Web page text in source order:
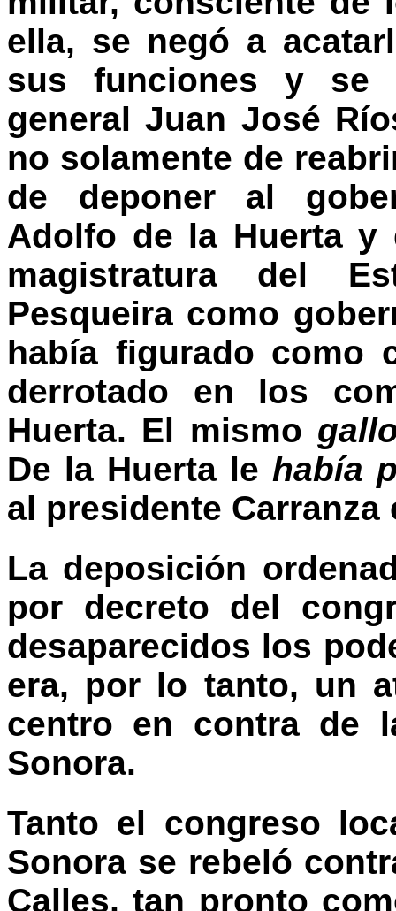
ella, se negó a
sus funciones y se
general Juan José
no solamente de
de deponer al
Adolfo de la Huerta y
magistratura del
Pesqueira como
había figurado como
derrotado en los
Huerta. El mismo
De la Huerta le había
al presidente
La deposición
por decreto del
desaparecidos los
era, por lo tanto, un
centro en contra de
Sonora.
Tanto el congreso
Sonora se rebeló
Calles, tan pronto